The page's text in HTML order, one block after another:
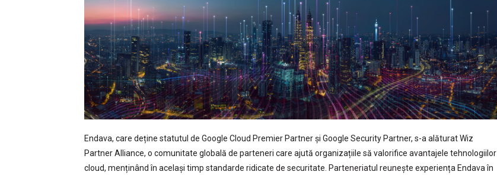
Endava, care deține statutul de Google Cloud Premier Partner și Google Security Partner, s-a alăturat Wiz
Partner Alliance, o comunitate globală de parteneri care ajută organizațiile să valorifice avantajele tehnologiilor
cloud, menținând în același timp standarde ridicate de securitate. Parteneriatul reunește experiența Endava în